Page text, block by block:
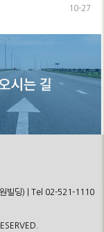
10-27
원빌딩) | Tel 02-521-1110